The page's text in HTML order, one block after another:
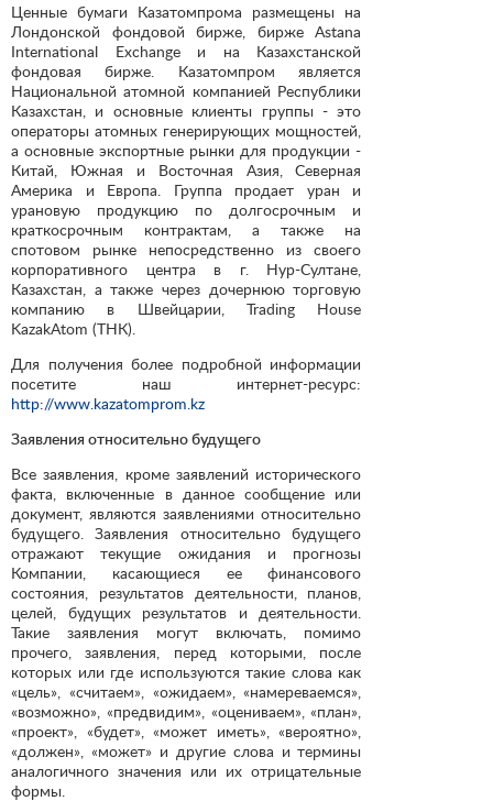
Ценные бумаги Казатомпрома размещены на
Лондонской фондовой бирже, бирже Astana
International Exchange и на Казахстанской
фондовая бирже. Казатомпром является
Национальной атомной компанией Республики
Казахстан, и основные клиенты группы - это
операторы атомных генерирующих мощностей,
а основные экспортные рынки для продукции -
Китай, Южная и Восточная Азия, Северная
Америка и Европа. Группа продает уран и
урановую продукцию по долгосрочным и
краткосрочным контрактам, а также на
спотовом рынке непосредственно из своего
корпоративного центра в г. Нур-Султане,
Казахстан, а также через дочернюю торговую
компанию в Швейцарии, Trading House
KazakAtom (ТНК).
Для получения более подробной информации
посетите наш интернет-ресурс:
http://www.kazatomprom.kz
Заявления относительно будущего
Все заявления, кроме заявлений исторического
факта, включенные в данное сообщение или
документ, являются заявлениями относительно
будущего. Заявления относительно будущего
отражают текущие ожидания и прогнозы
Компании, касающиеся ее финансового
состояния, результатов деятельности, планов,
целей, будущих результатов и деятельности.
Такие заявления могут включать, помимо
прочего, заявления, перед которыми, после
которых или где используются такие слова как
«цель», «считаем», «ожидаем», «намереваемся»,
«возможно», «предвидим», «оцениваем», «план»,
«проект», «будет», «может иметь», «вероятно»,
«должен», «может» и другие слова и термины
аналогичного значения или их отрицательные
формы.